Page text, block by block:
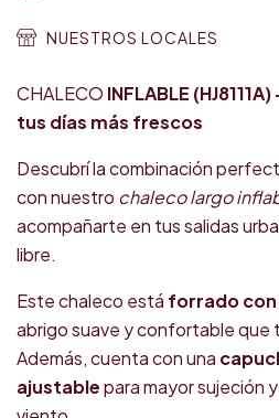
NUESTROS LOCALES
CHALECO INFLABLE
tus días más frescos
Descubrí la combinación
con nuestro chaleco largo
acompañarte en tus salidas
libre.
Este chaleco está forrado con
abrigo suave y confortable que
Además, cuenta con una
ajustablepara mayor sujeción